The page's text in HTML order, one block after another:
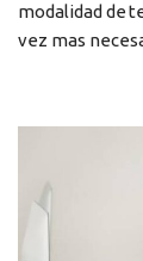
modalidad de
vez mas